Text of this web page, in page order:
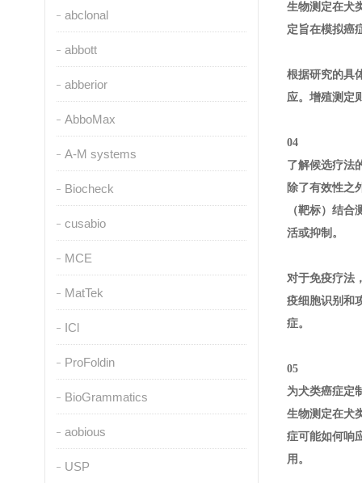
abclonal
abbott
abberior
AbboMax
A-M systems
Biocheck
cusabio
MCE
MatTek
ICl
ProFoldin
BioGrammatics
aobious
USP
生物测定在犬
定旨在模拟癌
根据研究的具
应。增殖测定
04
了解候选疗法
除了有效性之
（靶标）结合
活或抑制。
对于免疫疗法
疫细胞识别和
症。
05
为犬类癌症定
生物测定在犬
症可能如何响
用。